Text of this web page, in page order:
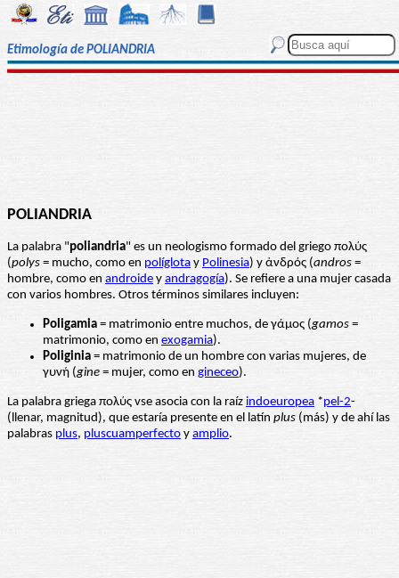
Etimología de POLIANDRIA
POLIANDRIA
La palabra "poliandria" es un neologismo formado del griego πολύς
(polys = mucho, como en políglota y Polinesia) y ἀνδρός (andros =
hombre, como en androide y andragogía). Se refiere a una mujer casada
con varios hombres. Otros términos similares incluyen:
Poligamia = matrimonio entre muchos, de γάμος (gamos =
matrimonio, como en exogamia).
Poliginia = matrimonio de un hombre con varias mujeres, de
γυνή (gine = mujer, como en gineceo).
La palabra griega πολύς vse asocia con la raíz indoeuropea *pel-2-
(llenar, magnitud), que estaría presente en el latín plus (más) y de ahí las
palabras plus, pluscuamperfecto y amplio.